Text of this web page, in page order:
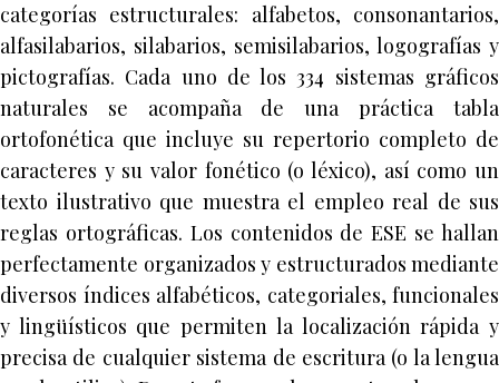
categorías estructurales: alfabetos, consonantarios,
alfasilabarios, silabarios, semisilabarios, logografías y
pictografías. Cada uno de los 334 sistemas gráficos
naturales se acompaña de una práctica tabla
ortofonética que incluye su repertorio completo de
caracteres y su valor fonético (o léxico), así como un
texto ilustrativo que muestra el empleo real de sus
reglas ortográficas. Los contenidos de ESE se hallan
perfectamente organizados y estructurados mediante
diversos índices alfabéticos, categoriales, funcionales
y lingüísticos que permiten la localización rápida y
precisa de cualquier sistema de escritura (o la lengua